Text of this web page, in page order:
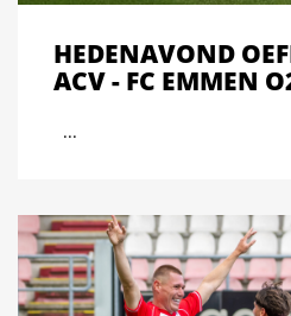
HEDENAVOND
ACV - FC EMMEN
...